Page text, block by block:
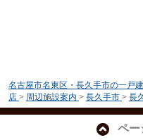
名古屋市名東区・長久手市の一戸
店 > 周辺施設案内 > 長久手市 > 長
ペー